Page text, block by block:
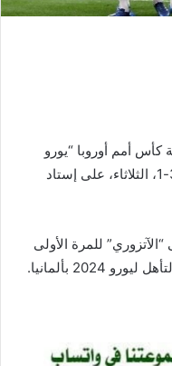
أمم أوروبا “يورو
2024” عقب الفوز على إيطاليا بنتيجة 3-1، الثلاثاء، على إستاد
للمرة الأولى